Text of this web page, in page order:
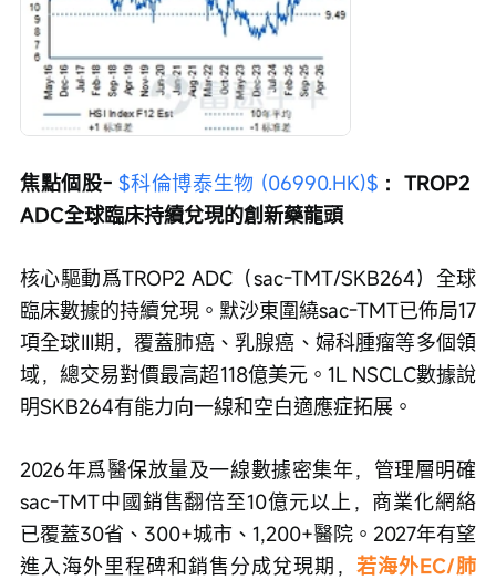
焦點個股- $科倫博泰生物 (06990.HK)$ ：TROP2
ADC全球臨床持續兌現的創新藥龍頭
核心驅動爲TROP2 ADC（sac-TMT/SKB264）全球
臨床數據的持續兌現。默沙東圍繞sac-TMT已佈局17
項全球III期，覆蓋肺癌、乳腺癌、婦科腫瘤等多個領
域，總交易對價最高超118億美元。1L NSCLC數據說
明SKB264有能力向一線和空白適應症拓展。
2026年爲醫保放量及一線數據密集年，管理層明確
sac-TMT中國銷售翻倍至10億元以上，商業化網絡
已覆蓋30省、300+城市、1,200+醫院。2027年有望
進入海外里程碑和銷售分成兌現期， 若海外EC/肺